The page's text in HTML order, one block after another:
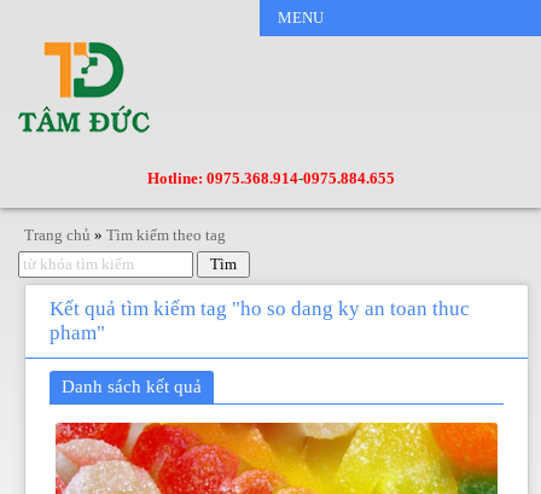
Hotline: 0975.368.914-0975.884.655
MENU
Trang chủ » Tìm kiếm theo tag
Kết quả tìm kiếm tag "ho so dang ky an toan thuc
pham"
Danh sách kết quả